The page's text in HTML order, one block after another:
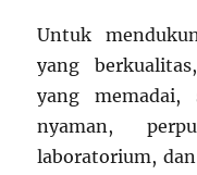
Untuk
yang
yang
nyaman,
laboratorium,